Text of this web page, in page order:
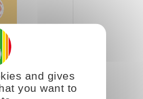
liberté car ce qu'il
régions où brille
and gives
you want to